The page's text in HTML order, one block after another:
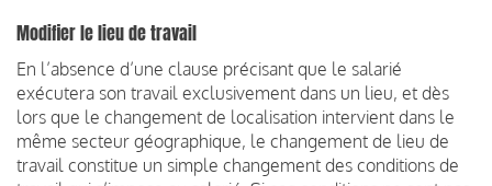
Modifier le lieu de travail
En l’absence d’une clause précisant que le salarié
exécutera son travail exclusivement dans un lieu, et dès
lors que le changement de localisation intervient dans le
même secteur géographique, le changement de lieu de
travail constitue un simple changement des conditions de